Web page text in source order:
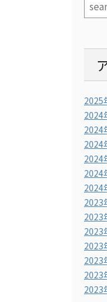
2025
2024
2024
2024
2024
2024
2024
2023
2023
2023
2023
2023
2023
2023